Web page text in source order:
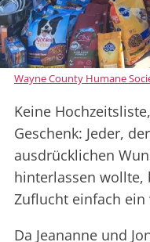
Wayne County Humane
Keine
Geschenk: Jeder,
ausdrücklichen
hinterlassen wollte,
Zuflucht einfach
Da Jeananne und